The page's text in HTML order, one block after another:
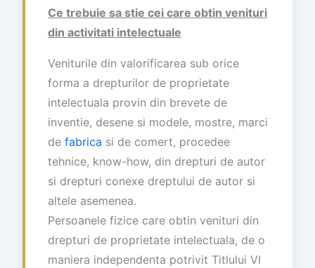
Ce trebuie sa stie cei care obtin venituri
din activitati intelectuale
Veniturile din valorificarea sub orice
forma a drepturilor de proprietate
intelectuala provin din brevete de
inventie, desene si modele, mostre, marci
de fabrica si de comert, procedee
tehnice, know-how, din drepturi de autor
si drepturi conexe dreptului de autor si
altele asemenea.
Persoanele fizice care obtin venituri din
drepturi de proprietate intelectuala, de o
maniera independenta potrivit Titlului VI